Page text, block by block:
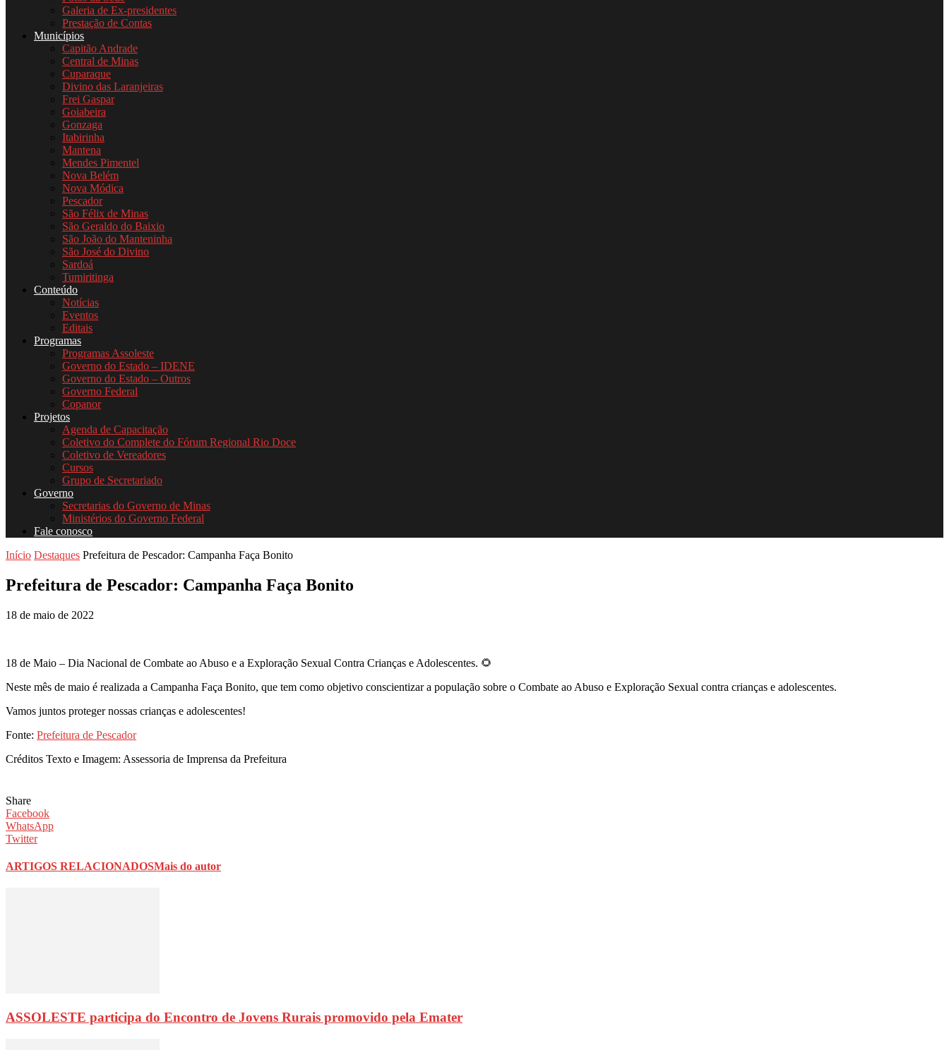
Galeria de Ex-presidentes
Prestação de Contas
Municípios
Capitão Andrade
Central de Minas
Cuparaque
Divino das Laranjeiras
Frei Gaspar
Goiabeira
Gonzaga
Itabirinha
Mantena
Mendes Pimentel
Nova Belém
Nova Módica
Pescador
São Félix de Minas
São Geraldo do Baixio
São João do Manteninha
São José do Divino
Sardoá
Tumiritinga
Conteúdo
Notícias
Eventos
Editais
Programas
Programas Assoleste
Governo do Estado – IDENE
Governo do Estado – Outros
Governo Federal
Copanor
Projetos
Agenda de Capacitação
Coletivo do Complete do Fórum Regional Rio Doce
Coletivo de Vereadores
Cursos
Grupo de Secretariado
Governo
Secretarias do Governo de Minas
Ministérios do Governo Federal
Fale conosco
Início Destaques Prefeitura de Pescador: Campanha Faça Bonito
Prefeitura de Pescador: Campanha Faça Bonito
18 de maio de 2022
18 de Maio – Dia Nacional de Combate ao Abuso e a Exploração Sexual Contra Crianças e Adolescentes. 🌻
Neste mês de maio é realizada a Campanha Faça Bonito, que tem como objetivo conscientizar a população sobre o Combate ao Abuso e Exploração Sexual contra crianças e adolescentes.
Vamos juntos proteger nossas crianças e adolescentes!
Fonte: Prefeitura de Pescador
Créditos Texto e Imagem: Assessoria de Imprensa da Prefeitura
Share
Facebook
WhatsApp
Twitter
ARTIGOS RELACIONADOSMais do autor
ASSOLESTE participa do Encontro de Jovens Rurais promovido pela Emater